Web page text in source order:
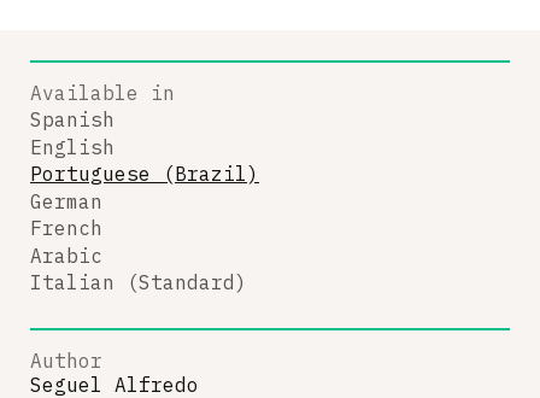
Available in
Spanish
English
Portuguese (Brazil)
German
French
Arabic
Italian (Standard)
Author
Seguel Alfredo